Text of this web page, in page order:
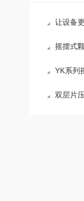
让设备更耐用
摇摆式颗粒
YK系列摇
双层片压片机：